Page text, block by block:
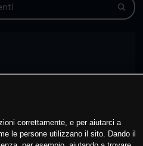
correttamente, e per aiutarci a
le persone utilizzano il sito. Dando il